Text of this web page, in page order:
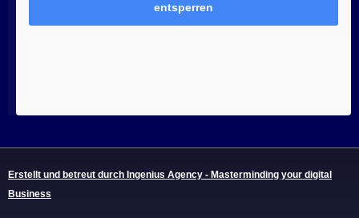
entsperren
Erstellt und betreut durch Ingenius Agency - Masterminding your digital
Business